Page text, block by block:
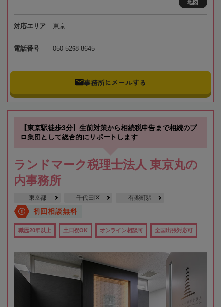
地図
対応エリア 東京
電話番号 050-5268-8645
事務所にメールする
【東京駅徒歩3分】生前対策から相続税申告まで相続のプ
ロ集団として総合的にサポートします
ランドマーク税理士法人 東京丸の
内事務所
東京都 千代田区 有楽町駅
初回相談無料
職歴20年以上 土日祝OK オンライン相談可 全国出張対応可